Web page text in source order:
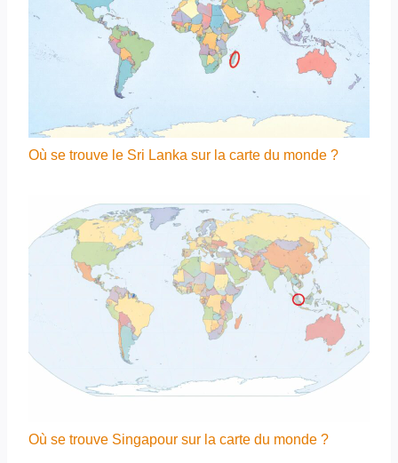
Où se trouve le Sri Lanka sur la carte du monde ?
Où se trouve Singapour sur la carte du monde ?